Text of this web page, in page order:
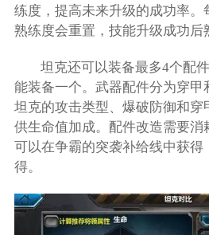
练度，提高未来升级的成功率。
熟练度会重置，技能升级成功后
坦克还可以装备最多4个配
能装备一个。武器配件分为穿甲
坦克的攻击类型、爆破防御和穿
供生命值加成。配件改造需要消
可以在争霸的突袭补给线中获
得。